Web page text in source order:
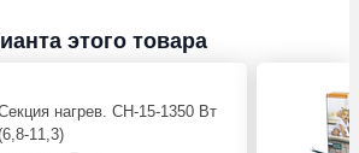
этого товара
нагрев. СН-15-1350 Вт
11,3)